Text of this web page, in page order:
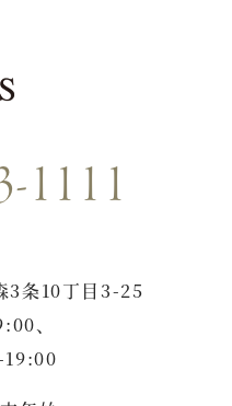
1111
3条10丁目3-25
、
19:00